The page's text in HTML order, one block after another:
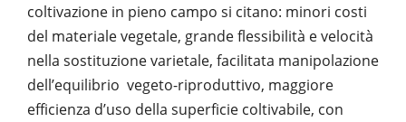
coltivazione in pieno campo si citano: minori costi
del materiale vegetale, grande flessibilità e velocità
nella sostituzione varietale, facilitata manipolazione
dell’equilibrio vegeto-riproduttivo, maggiore
efficienza d’uso della superficie coltivabile, con